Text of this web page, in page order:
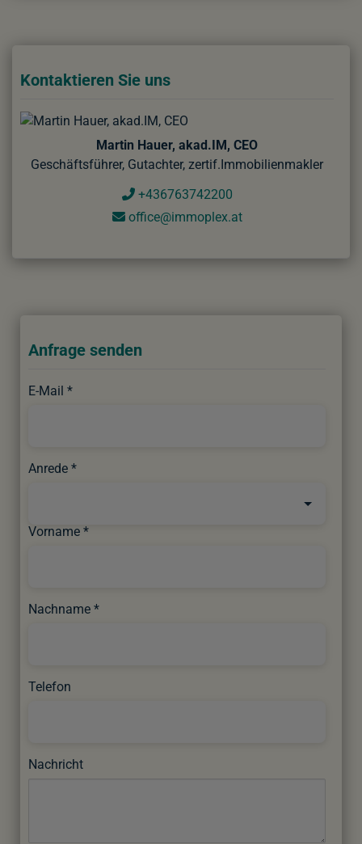
Kontaktieren Sie uns
Martin Hauer, akad.IM, CEO
Geschäftsführer, Gutachter, zertif.Immobilienmakler
+436763742200
office@immoplex.at
Anfrage senden
E-Mail
Anrede
Vorname
Nachname
Telefon
Nachricht